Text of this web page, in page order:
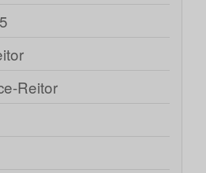
Reitor